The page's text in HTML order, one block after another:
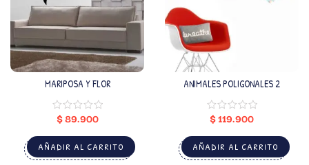
MARIPOSA Y FLOR
$89.900
AÑADIR AL CARRITO
ANIMALES POLIGONALES 2
$119.900
AÑADIR AL CARRITO